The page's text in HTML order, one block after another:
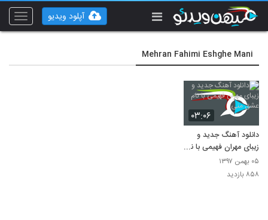
Toggle
آپلود ویدیو
Mehran Fahimi Eshghe Mani
۰۳:۰۶
دانلود آهنگ جدید و
زیبای مهران فهیمی با نام
عشق منی
۰۵ بهمن ۱۳۹۷
۸۵۸ بازدید